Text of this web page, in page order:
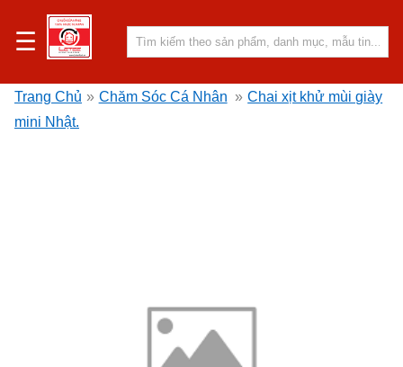
☰
Trang Chủ » Chăm Sóc Cá Nhân » Chai xịt khử mùi giày
mini Nhật.